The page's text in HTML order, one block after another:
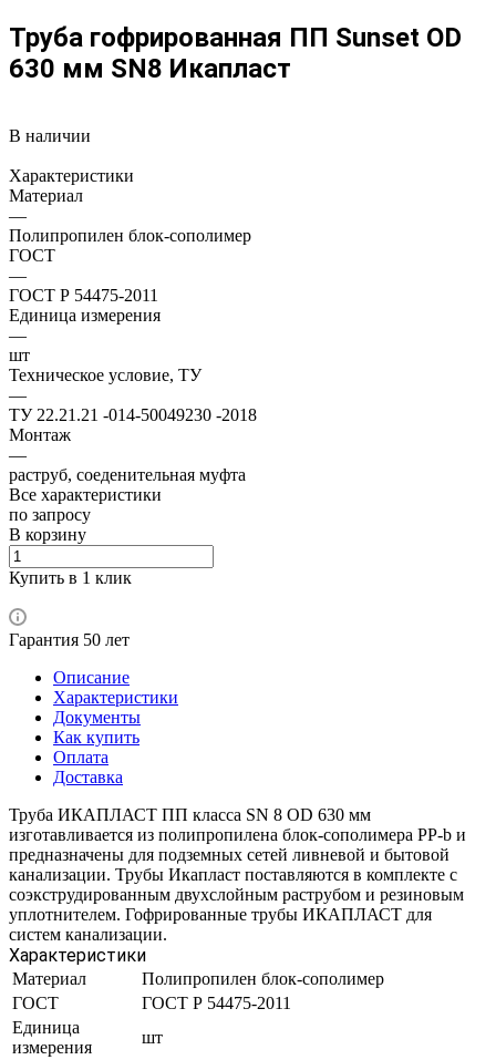
Труба гофрированная ПП Sunset OD
630 мм SN8 Икапласт
В наличии
Характеристики
Материал
—
Полипропилен блок-сополимер
ГОСТ
—
ГОСТ Р 54475-2011
Единица измерения
—
шт
Техническое условие, ТУ
—
ТУ 22.21.21 -014-50049230 -2018
Монтаж
—
раструб, соеденительная муфта
Все характеристики
по запросу
В корзину
Купить в 1 клик
Гарантия 50 лет
Описание
Характеристики
Документы
Как купить
Оплата
Доставка
Труба ИКАПЛАСТ ПП класса SN 8 OD 630 мм
изготавливается из полипропилена блок-сополимера PP-b и
предназначены для подземных сетей ливневой и бытовой
канализации. Трубы Икапласт поставляются в комплекте с
соэкструдированным двухслойным раструбом и резиновым
уплотнителем. Гофрированные трубы ИКАПЛАСТ для
систем канализации.
Характеристики
Материал
Полипропилен блок-сополимер
ГОСТ
ГОСТ Р 54475-2011
Единица
измерения
шт